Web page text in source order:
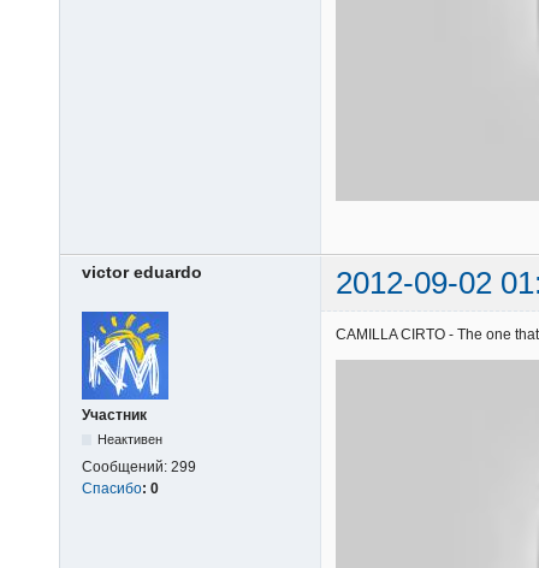
victor eduardo 2012-09-02
Участник
Неактивен
Сообщений: 299
Спасибо: 0
CAMILLA CIRTO - The one